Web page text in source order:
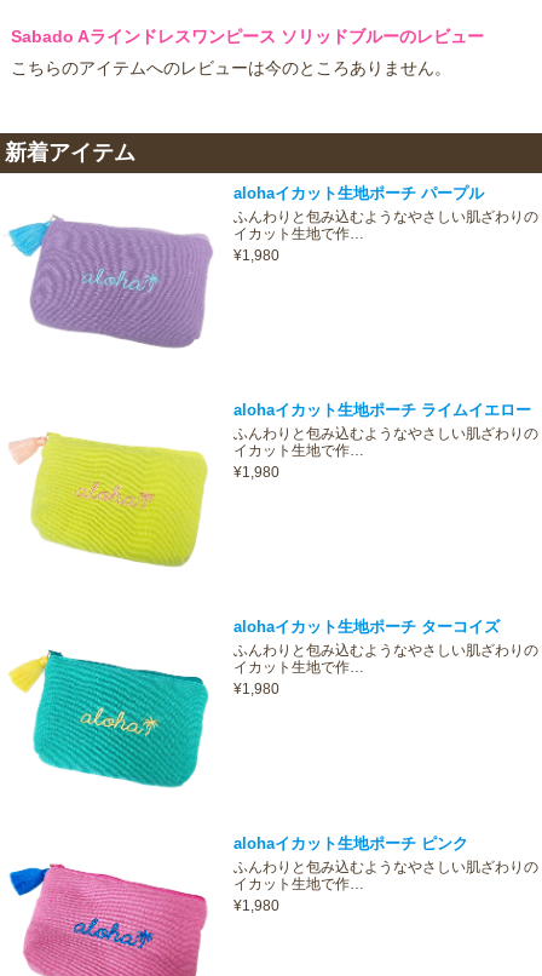
Sabado Aラインドレスワンピース ソリッドブルーのレビュー
こちらのアイテムへのレビューは今のところありません。
新着アイテム
alohaイカット生地ポーチ パープル
ふんわりと包み込むようなやさしい肌ざわりの
イカット生地で作…
¥1,980
alohaイカット生地ポーチ ライムイエロー
ふんわりと包み込むようなやさしい肌ざわりの
イカット生地で作…
¥1,980
alohaイカット生地ポーチ ターコイズ
ふんわりと包み込むようなやさしい肌ざわりの
イカット生地で作…
¥1,980
alohaイカット生地ポーチ ピンク
ふんわりと包み込むようなやさしい肌ざわりの
イカット生地で作…
¥1,980